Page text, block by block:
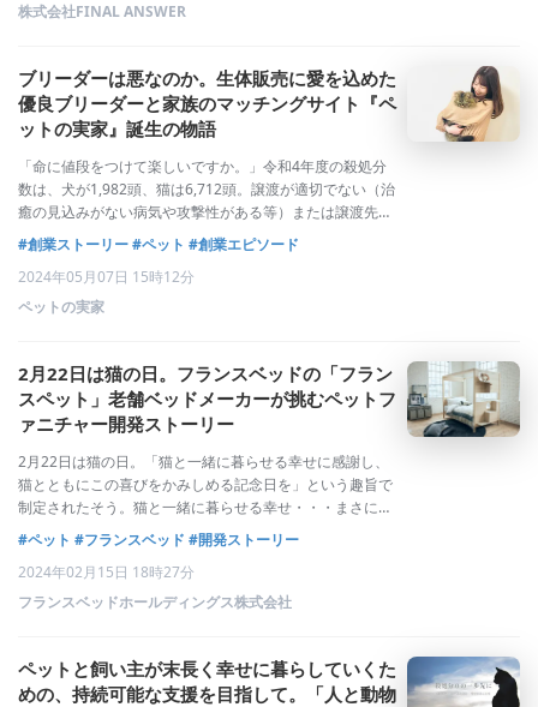
株式会社FINAL ANSWER
ブリーダーは悪なのか。生体販売に愛を込めた
優良ブリーダーと家族のマッチングサイト『ペ
ットの実家』誕生の物語
「命に値段をつけて楽しいですか。」令和4年度の殺処分
数は、犬が1,982頭、猫は6,712頭。譲渡が適切でない（治
癒の見込みがない病気や攻撃性がある等）または譲渡先の
確保や適切な飼養管理の困難が背景だった。殺処分される
動物がいる中、新しい命を生み出す生体販売に対し、無念
さと怒りが入り混じった嫌悪感を
#創業ストーリー#ペット #創業エピソード
2024年05月07日 15時12分
ペットの実家
2月22日は猫の日。フランスベッドの「フラン
スペット」老舗ベッドメーカーが挑むペットフ
ァニチャー開発ストーリー
2月22日は猫の日。「猫と一緒に暮らせる幸せに感謝し、
猫とともにこの喜びをかみしめる記念日を」という趣旨で
制定されたそう。猫と一緒に暮らせる幸せ・・・まさに、
フランスベッドが展開する「フランスペット」のコンセプ
トにぴったり。 ペットファニチャーシリーズ「フランスペ
ット」。フランスベッドは、20年前
#ペット #フランスベッド #開発ストーリー
2024年02月15日 18時27分
フランスベッドホールディングス株式会社
ペットと飼い主が末長く幸せに暮らしていくた
めの、持続可能な支援を目指して。「人と動物